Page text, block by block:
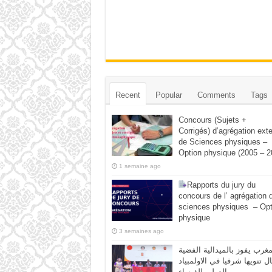
Recent Popular Comments Tags
Concours (Sujets +
Corrigés) d’agrégation
de Sciences physiques –
Option physique (2005 –
1 semaine ago
Rapports du jury du
concours de l’ agrégation
sciences physiques –
physique
3 semaines ago
يفوز بالميدالية الفضية
تنويها شرفيا في الاولمبياد